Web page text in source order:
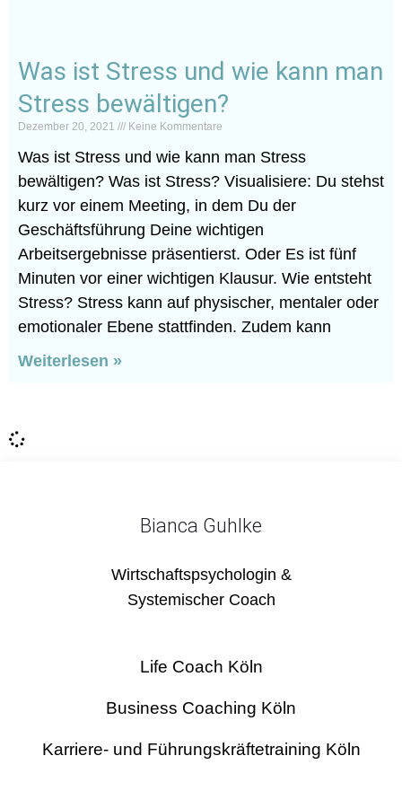
Was ist Stress und wie kann man
Stress bewältigen?
Dezember 20, 2021 Keine Kommentare
Was ist Stress und wie kann man Stress
bewältigen? Was ist Stress? Visualisiere: Du stehst
kurz vor einem Meeting, in dem Du der
Geschäftsführung Deine wichtigen
Arbeitsergebnisse präsentierst. Oder Es ist fünf
Minuten vor einer wichtigen Klausur. Wie entsteht
Stress? Stress kann auf physischer, mentaler oder
emotionaler Ebene stattfinden. Zudem kann
Weiterlesen »
Bianca Guhlke
Wirtschaftspsychologin &
Systemischer Coach
Life Coach Köln
Business Coaching Köln
Karriere- und Führungskräftetraining Köln